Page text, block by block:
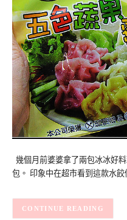
幾個月前婆婆拿了兩包冰冰好
包。 印象中在超市看到這款水餃
CONTINUE READING